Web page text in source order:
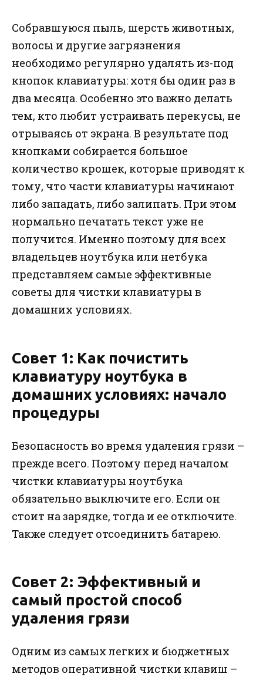
Собравшуюся пыль, шерсть животных,
волосы и другие загрязнения
необходимо регулярно удалять из-под
кнопок клавиатуры: хотя бы один раз в
два месяца. Особенно это важно делать
тем, кто любит устраивать перекусы, не
отрываясь от экрана. В результате под
кнопками собирается большое
количество крошек, которые приводят к
тому, что части клавиатуры начинают
либо западать, либо залипать. При этом
нормально печатать текст уже не
получится. Именно поэтому для всех
владельцев ноутбука или нетбука
представляем самые эффективные
советы для чистки клавиатуры в
домашних условиях.
Совет 1: Как почистить
клавиатуру ноутбука в
домашних условиях: начало
процедуры
Безопасность во время удаления грязи –
прежде всего. Поэтому перед началом
чистки клавиатуры ноутбука
обязательно выключите его. Если он
стоит на зарядке, тогда и ее отключите.
Также следует отсоединить батарею.
Совет 2: Эффективный и
самый простой способ
удаления грязи
Одним из самых легких и бюджетных
методов оперативной чистки клавиш –